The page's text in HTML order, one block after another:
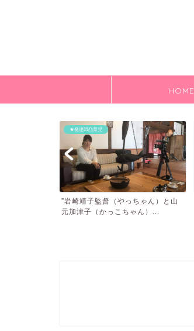
HOME
★発達凹凸育児
”岩崎靖子監督（やっちゃん）と山
元加津子（かっこちゃん）...